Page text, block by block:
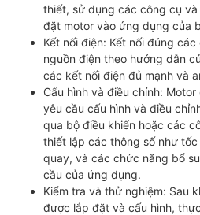
thiết, sử dụng các công cụ
đặt motor vào ứng dụng của
Kết nối điện: Kết nối đúng
nguồn điện theo hướng dẫn
các kết nối điện đủ mạnh và
Cấu hình và điều chỉnh:
yêu cầu cấu hình và điều
qua bộ điều khiển hoặc các
thiết lập các thông số như
quay, và các chức năng bổ
cầu của ứng dụng.
Kiểm tra và thử nghiệm: Sau
được lắp đặt và cấu hình,